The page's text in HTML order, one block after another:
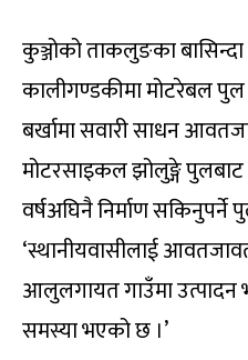
कुञ्जोको ताकलुङका बासिन्दा
कालीगण्डकीमा मोटरेबल
बर्खामा सवारी साधन
मोटरसाइकल झोलुङ्गे पुलबाट
वर्षअघिनै निर्माण
‘स्थानीयवासीलाई
आलुलगायत गाउँमा उत्पादन
समस्या भएको छ ।’